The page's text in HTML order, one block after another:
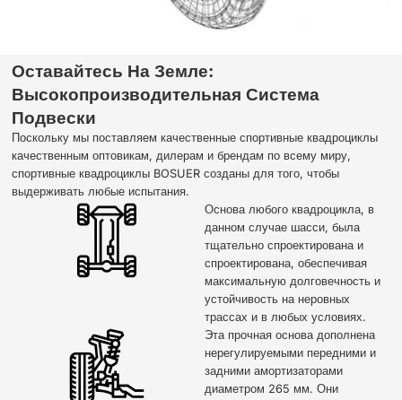
Оставайтесь На Земле:
Высокопроизводительная Система
Подвески
Поскольку мы поставляем качественные спортивные квадроциклы
качественным оптовикам, дилерам и брендам по всему миру,
спортивные квадроциклы BOSUER созданы для того, чтобы
выдерживать любые испытания.
Основа любого квадроцикла, в
данном случае шасси, была
тщательно спроектирована и
спроектирована, обеспечивая
максимальную долговечность и
устойчивость на неровных
трассах и в любых условиях.
Эта прочная основа дополнена
нерегулируемыми передними и
задними амортизаторами
диаметром 265 мм. Они